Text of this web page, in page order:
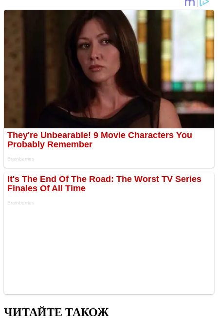
ЧИТАЙТЕ ТАКОЖ